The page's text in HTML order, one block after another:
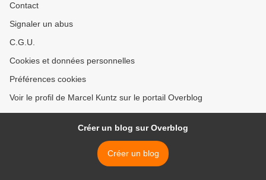
Contact
Signaler un abus
C.G.U.
Cookies et données personnelles
Préférences cookies
Voir le profil de Marcel Kuntz sur le portail Overblog
Créer un blog sur Overblog
Créer un blog